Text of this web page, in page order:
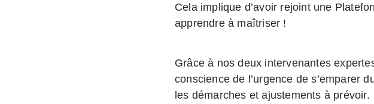
Cela implique d’avoir rejoint une
apprendre à maîtriser !
Grâce à nos deux intervenantes
conscience de l’urgence de s’emparer
les démarches et ajustements à prévoir.